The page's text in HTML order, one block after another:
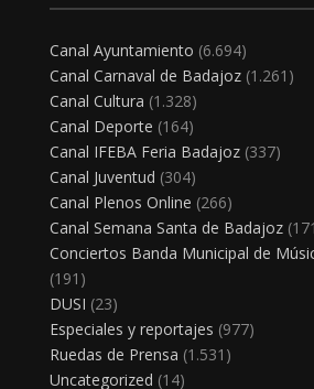
Canal Ayuntamiento (6.694)
Canal Carnaval de Badajoz(1.261)
Canal Cultura (1.328)
Canal Deporte (164)
Canal IFEBA Feria Badajoz(337)
Canal Juventud (304)
Canal Plenos Online (266)
Canal Semana Santa de Badajoz
Conciertos Banda Municipal de
(191)
DUSI (23)
Especiales y reportajes (977)
Ruedas de Prensa (1.531)
Uncategorized (14)